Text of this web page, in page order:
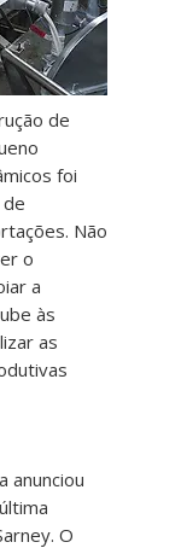
de
foi
Não
o
a
às
as
anunciou
O